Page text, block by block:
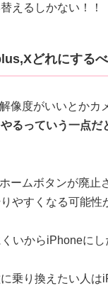
えるしかない！！
どれにする
像度がいいとかカ
るっていう一点だ
ームボタンが廃止
やすくなる可能性
いからiPhoneに
乗り換えたい人は